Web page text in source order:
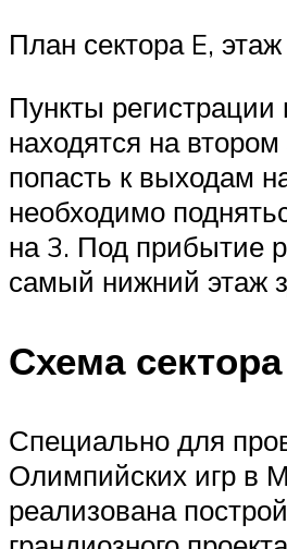
План сектора E,
Пункты регистрации
находятся на
попасть к выходам
необходимо
на 3. Под прибытие
самый нижний этаж
Схема
Специально для
Олимпийских игр в
реализована